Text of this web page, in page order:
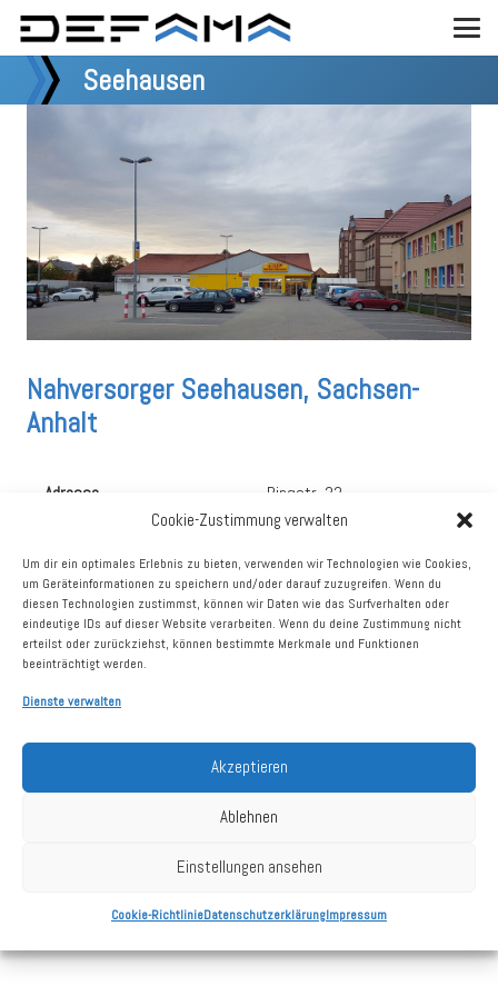
Cookie-Zustimmung verwalten
Um dir ein optimales Erlebnis zu bieten, verwenden wir Technologien wie Cookies,
um Geräteinformationen zu speichern und/oder darauf zuzugreifen. Wenn du
diesen Technologien zustimmst, können wir Daten wie das Surfverhalten oder
eindeutige IDs auf dieser Website verarbeiten. Wenn du deine Zustimmung nicht
erteilst oder zurückziehst, können bestimmte Merkmale und Funktionen
beeinträchtigt werden.
Dienste verwalten
Akzeptieren
Ablehnen
Einstellungen ansehen
Cookie-RichtlinieDatenschutzerklärungImpressum
Seehausen
Nahversorger Seehausen, Sachsen-
Anhalt
Adresse
Ringstr. 32
39164 Seehausen
vermietbare Fläche
1.046 m²
Vermietungsstand
100%
Größter Mieter
Netto Marken-Discount
ca. 70
2011